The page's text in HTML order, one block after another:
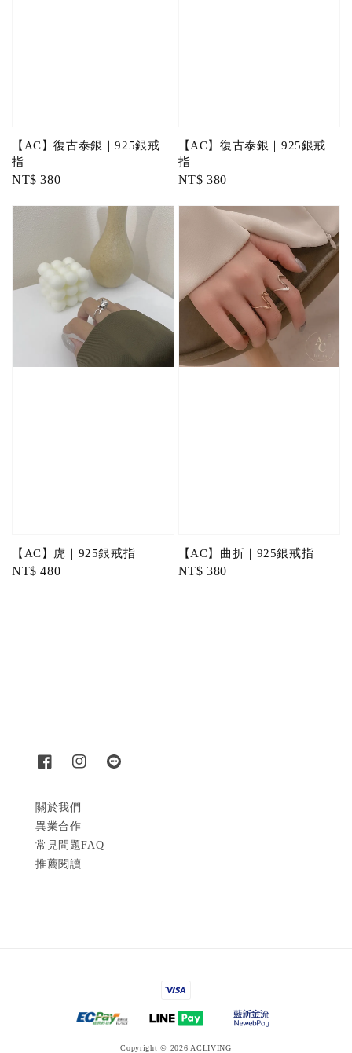
【AC】復古泰銀｜925銀戒
指
Regular
NT$ 380
【AC】復古泰銀｜925銀戒
指
Regular
NT$ 380
【AC】虎｜925銀戒指
Regular
NT$ 480
【AC】曲折｜925銀戒指
Regular
NT$ 380
關於我們
異業合作
常見問題FAQ
推薦閱讀
Copyright © 2026 ACLIVING